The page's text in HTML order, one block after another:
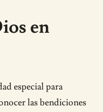
en
especial para
las bendiciones